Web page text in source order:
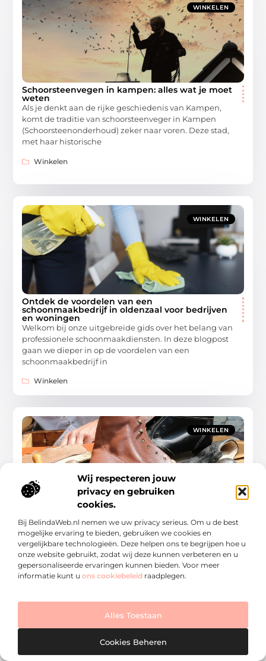
Wij respecteren jouw
privacy en gebruiken
cookies.
Bij BelindaWeb.nl nemen we uw privacy serieus. Om u de best
mogelijke ervaring te bieden, gebruiken we cookies en
vergelijkbare technologieën. Deze helpen ons te begrijpen hoe u
onze website gebruikt, zodat wij deze kunnen verbeteren en u
gepersonaliseerde ervaringen kunnen bieden. Voor meer
informatie kunt u ons cookiebeleid raadplegen.
Alles Toestaan
Cookies Beheren
WINKELEN
Schoorsteenvegen in kampen: alles wat je moet
weten
Als je denkt aan de rijke geschiedenis van Kampen,
komt de traditie van schoorsteenveger in Kampen
(Schoorsteenonderhoud) zeker naar voren. Deze stad,
met haar historische
Winkelen
WINKELEN
Ontdek de voordelen van een
schoonmaakbedrijf in oldenzaal voor bedrijven
en woningen
Welkom bij onze uitgebreide gids over het belang van
professionele schoonmaakdiensten. In deze blogpost
gaan we dieper in op de voordelen van een
schoonmaakbedrijf in
Winkelen
WINKELEN
vak dat de tand des tijds doorstaat
In de moderne wereld van fast fashion en
massaproductie blijft de schoenmaker in Kerkrade
(Schoenreparatie) een bastion van traditioneel
vakmanschap. Schoenmakers spelen een cruciale rol